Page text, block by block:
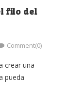
filo del
Comment(0)
crear una
pueda